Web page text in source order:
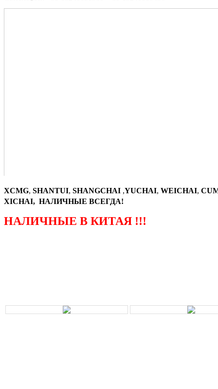
XCMG, SHANTUI, SHANGCHAI ,YUCHAI, WEICHAI,
XICHAI, НАЛИЧНЫЕ ВСЕГДА!
НАЛИЧНЫЕ В КИТАЯ !!!